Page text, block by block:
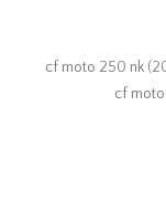
cf moto 250 nk
cf